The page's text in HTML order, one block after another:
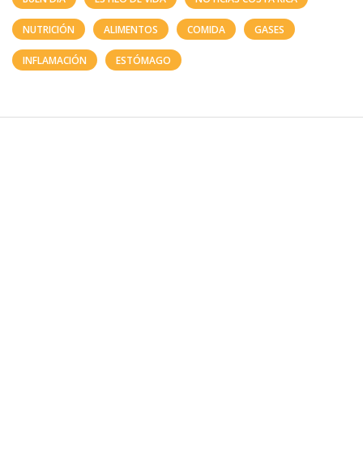
NUTRICIÓN ALIMENTOS COMIDA GASES
INFLAMACIÓN ESTÓMAGO